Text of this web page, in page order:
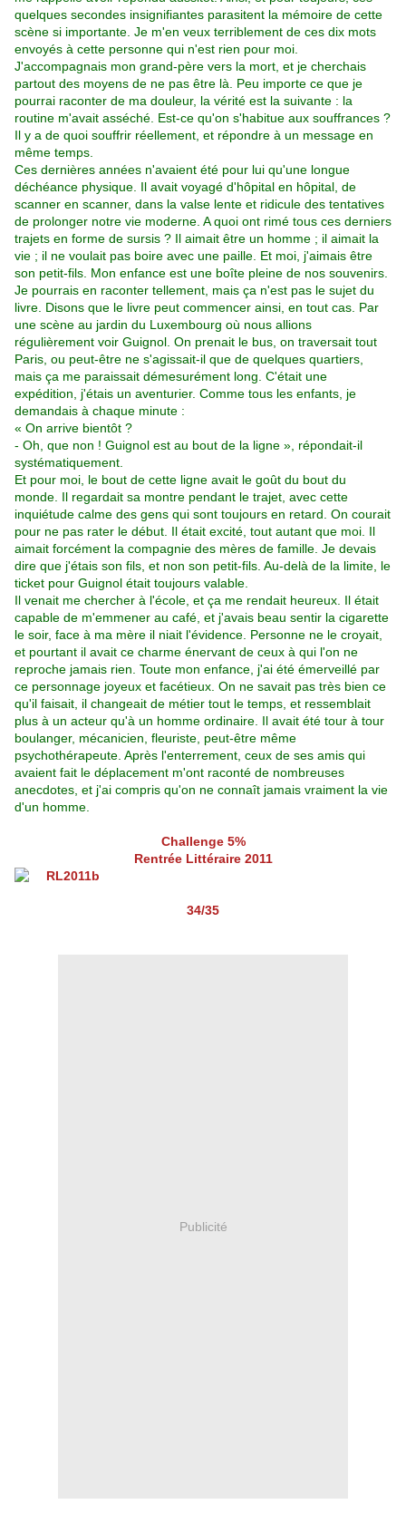
quelques secondes insignifiantes parasitent la mémoire de cette
scène si importante. Je m'en veux terriblement de ces dix mots
envoyés à cette personne qui n'est rien pour moi.
J'accompagnais mon grand-père vers la mort, et je cherchais
partout des moyens de ne pas être là. Peu importe ce que je
pourrai raconter de ma douleur, la vérité est la suivante : la
routine m'avait asséché. Est-ce qu'on s'habitue aux souffrances ?
Il y a de quoi souffrir réellement, et répondre à un message en
même temps.
Ces dernières années n'avaient été pour lui qu'une longue
déchéance physique. Il avait voyagé d'hôpital en hôpital, de
scanner en scanner, dans la valse lente et ridicule des tentatives
de prolonger notre vie moderne. A quoi ont rimé tous ces derniers
trajets en forme de sursis ? Il aimait être un homme ; il aimait la
vie ; il ne voulait pas boire avec une paille. Et moi, j'aimais être
son petit-fils. Mon enfance est une boîte pleine de nos souvenirs.
Je pourrais en raconter tellement, mais ça n'est pas le sujet du
livre. Disons que le livre peut commencer ainsi, en tout cas. Par
une scène au jardin du Luxembourg où nous allions
régulièrement voir Guignol. On prenait le bus, on traversait tout
Paris, ou peut-être ne s'agissait-il que de quelques quartiers,
mais ça me paraissait démesurément long. C'était une
expédition, j'étais un aventurier. Comme tous les enfants, je
demandais à chaque minute :
« On arrive bientôt ?
- Oh, que non ! Guignol est au bout de la ligne », répondait-il
systématiquement.
Et pour moi, le bout de cette ligne avait le goût du bout du
monde. Il regardait sa montre pendant le trajet, avec cette
inquiétude calme des gens qui sont toujours en retard. On courait
pour ne pas rater le début. Il était excité, tout autant que moi. Il
aimait forcément la compagnie des mères de famille. Je devais
dire que j'étais son fils, et non son petit-fils. Au-delà de la limite, le
ticket pour Guignol était toujours valable.
Il venait me chercher à l'école, et ça me rendait heureux. Il était
capable de m'emmener au café, et j'avais beau sentir la cigarette
le soir, face à ma mère il niait l'évidence. Personne ne le croyait,
et pourtant il avait ce charme énervant de ceux à qui l'on ne
reproche jamais rien. Toute mon enfance, j'ai été émerveillé par
ce personnage joyeux et facétieux. On ne savait pas très bien ce
qu'il faisait, il changeait de métier tout le temps, et ressemblait
plus à un acteur qu'à un homme ordinaire. Il avait été tour à tour
boulanger, mécanicien, fleuriste, peut-être même
psychothérapeute. Après l'enterrement, ceux de ses amis qui
avaient fait le déplacement m'ont raconté de nombreuses
anecdotes, et j'ai compris qu'on ne connaît jamais vraiment la vie
d'un homme.
Challenge 5%
Rentrée Littéraire 2011
34/35
Publicité